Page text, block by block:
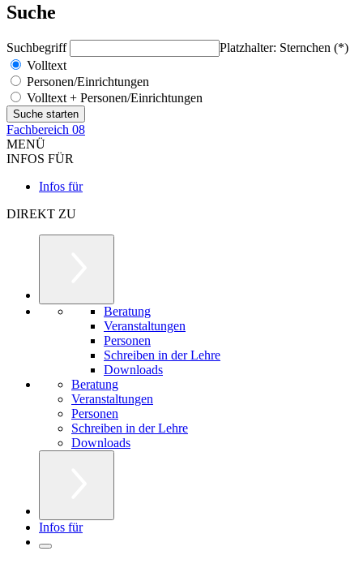
Suche
Suchbegriff
Platzhalter: Sternchen (*)
Volltext
Personen/Einrichtungen
Volltext + Personen/Einrichtungen
Fachbereich 08
MENÜ
INFOS FÜR
Infos für
DIREKT ZU
Beratung
Veranstaltungen
Personen
Schreiben in der Lehre
Downloads
Beratung
Veranstaltungen
Personen
Schreiben in der Lehre
Downloads
Infos für